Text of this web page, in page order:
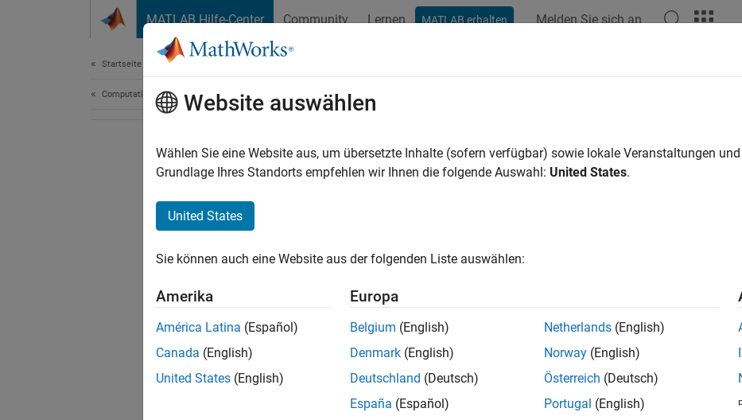
MATLAB Hilfe-Center Community Lernen MATLAB erhalten Melden Sie sich an
Startseite der Dokumentation
Computational Finance
How useful was this information?
Website auswählen
Wählen Sie eine Website aus, um übersetzte Inhalte (sofern verfügbar) sowie lokale Veranstaltungen
Grundlage Ihres Standorts empfehlen wir Ihnen die folgende Auswahl: United States.
United States
Sie können auch eine Website aus der folgenden Liste auswählen:
Amerika
América Latina (Español)
Canada (English)
United States (English)
Europa
Belgium (English)
Denmark (English)
Deutschland (Deutsch)
España (Español)
Netherlands (English)
Norway (English)
Österreich (Deutsch)
Portugal (English)